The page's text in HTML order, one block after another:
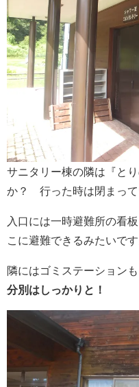
サニタリー棟の隣は『と
か？ 行った時は閉まって
入口には一時避難所の看
こに避難できるみたいです
隣にはゴミステーションも
分別はしっかりと！